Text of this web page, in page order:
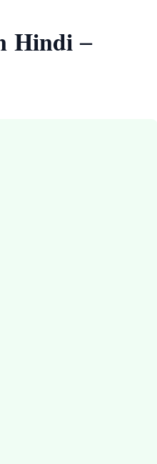
Hindi –